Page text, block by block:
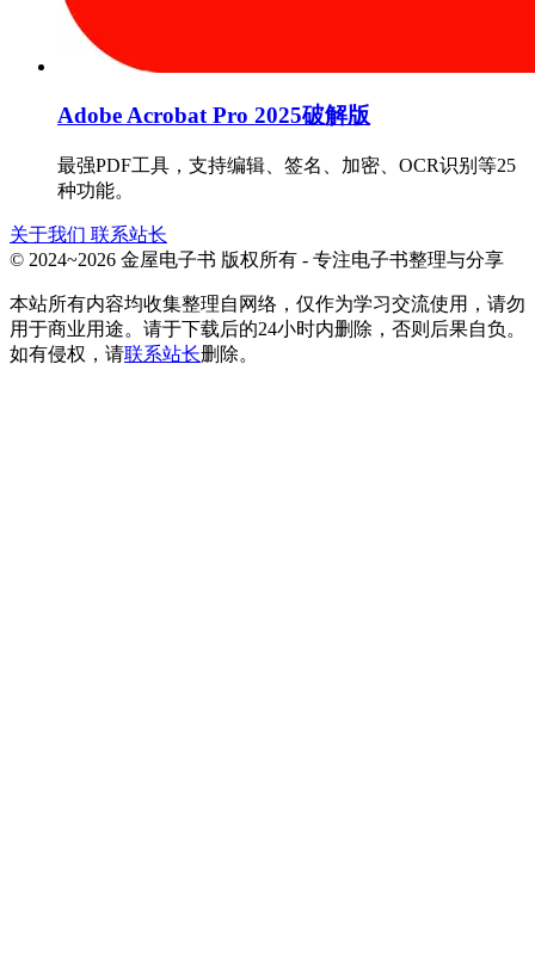
Adobe Acrobat Pro 2025破解版
最强PDF工具，支持编辑、签名、加密、OCR识别等25
种功能。
关于我们 联系站长
© 2024~2026 金屋电子书 版权所有 - 专注电子书整理与分享
本站所有内容均收集整理自网络，仅作为学习交流使用，请勿
用于商业用途。请于下载后的24小时内删除，否则后果自负。
如有侵权，请联系站长删除。